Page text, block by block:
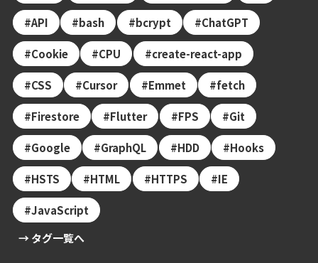
API bash bcrypt ChatGPT
Cookie CPU create-react-app
CSS Cursor Emmet fetch
Firestore Flutter FPS Git
Google GraphQL HDD Hooks
HSTS HTML HTTPS IE
JavaScript
→ タグ一覧へ